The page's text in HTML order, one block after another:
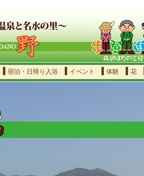
宿泊・日帰り入浴 イベント 体験 花